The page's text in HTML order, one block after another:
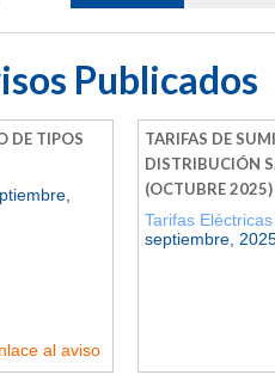
Publicados
DE TIPOS
al aviso
TARIFAS DE
DISTRIBUCIÓN
(OCTUBRE 2025)
Tarifas Eléctricas
septiembre,